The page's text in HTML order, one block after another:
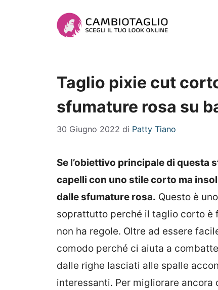
Taglio pixie cut
sfumature rosa su
30 Giugno 2022 di Patty Tiano
Se l’obiettivo principale di questa
capelli con uno stile corto ma
dalle sfumature rosa. Questo è
soprattutto perché il taglio corto è
non ha regole. Oltre ad essere
comodo perché ci aiuta a
dalle righe lasciati alle spalle
interessanti. Per migliorare ancora